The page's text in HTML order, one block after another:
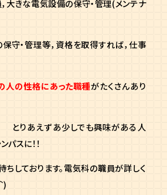
大きな電気設備の保守・管理(メンテナ
守・管理等，資格を取得すれば，仕事
人の性格にあった職種がたくさんあり
とりあえずあ少しでも興味がある人
パスに！！
ちしております。電気科の職員が詳しく